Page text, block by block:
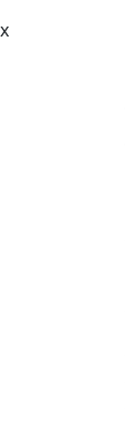
x